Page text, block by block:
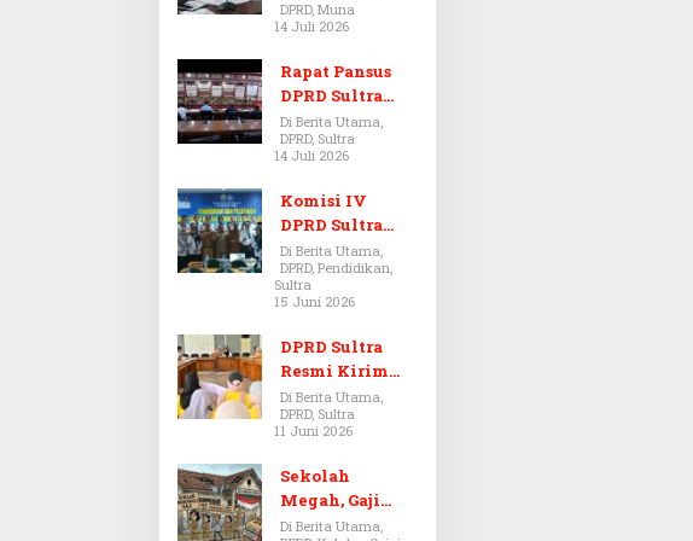
Dugaan Jual
Beli Tanah
Bermasalah di
Muna
DPRD, Muna
14 Juli 2026
Rapat Pansus
DPRD Sultra
Diskors Dua
Kali Akibat
Ketidakhadira
n Pj Sekda
Di Berita Utama,
DPRD, Sultra
14 Juli 2026
Komisi IV
DPRD Sultra
Kawal Hak
Guru,
Rencanakan
Pendidikan
Di Berita Utama,
DPRD, Pendidikan,
Sultra
15 Juni 2026
DPRD Sultra
Resmi Kirim
Aspirasi Tolak
Peraturan
BPOM No. 5
Tahun 2026 ke
Komisi IX DPR
Di Berita Utama,
DPRD, Sultra
11 Juni 2026
Sekolah
Megah, Gaji
Guru Berdarah-
Di Berita Utama,